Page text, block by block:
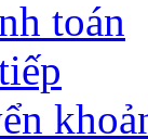
toán